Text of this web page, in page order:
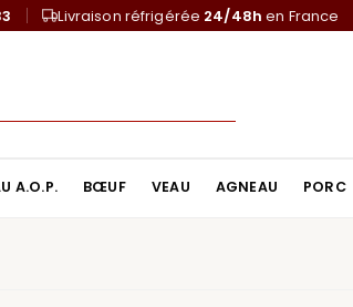
Livraison réfrigérée 24/48h en France
A.O.P. BŒUF VEAU AGNEAU PORC